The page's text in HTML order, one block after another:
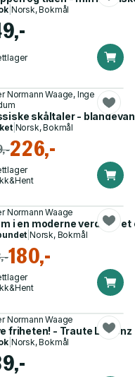
Norsk, Bokmål
Normann Waage, Inge
skåltaler -
| Norsk, Bokmål
226,-
biografi
Normann Waage
i en moderne verden -
|Norsk, Bokmål
180,-
hvite rose
Normann Waage
friheten! - Traute Lafrenz
Norsk, Bokmål